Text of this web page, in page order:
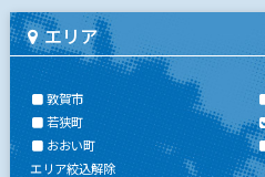
エリア
敦賀市
若狭町
おおい町
エリア絞込解除